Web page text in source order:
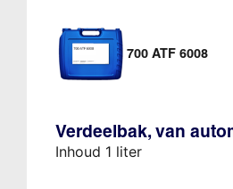
700 ATF 6008
Verdeelbak, van
Inhoud 1 liter